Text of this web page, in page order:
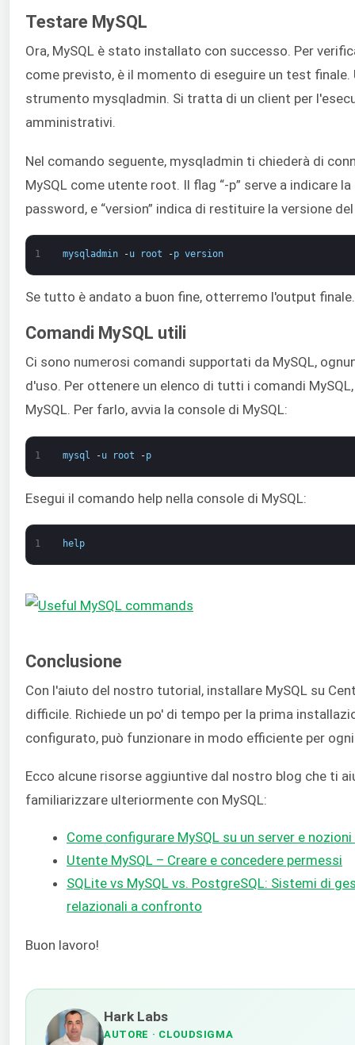
Testare MySQL
Ora, MySQL è stato installato con successo. Per
come previsto, è il momento di eseguire un test
strumento mysqladmin. Si tratta di un client per
amministrativi.
Nel comando seguente, mysqladmin ti chiederà di
MySQL come utente root. Il flag “-p” serve a indicare
password, e “version” indica di restituire la versione
1 mysqladmin -u root -p version
Se tutto è andato a buon fine, otterremo l'output finale.
Comandi MySQL utili
Ci sono numerosi comandi supportati da MySQL,
d'uso. Per ottenere un elenco di tutti i comandi
MySQL. Per farlo, avvia la console di MySQL:
1 mysql -u root -p
Esegui il comando help nella console di MySQL:
1 help
Conclusione
Con l'aiuto del nostro tutorial, installare MySQL su
difficile. Richiede un po' di tempo per la prima
configurato, può funzionare in modo efficiente per
Ecco alcune risorse aggiuntive dal nostro blog che ti
familiarizzare ulteriormente con MySQL:
Come configurare MySQL su un server e
Utente MySQL – Creare e concedere permessi
SQLite vs MySQL vs. PostgreSQL: Sistemi di
relazionali a confronto
Buon lavoro!
Hark Labs
AUTORE · CLOUDSIGMA